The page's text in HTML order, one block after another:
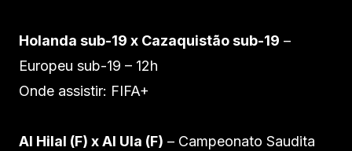
Holanda sub-19 x Cazaquistão sub-19 –
Europeu sub-19 – 12h
Onde assistir: FIFA+
Al Hilal (F) x Al Ula (F) – Campeonato Saudita